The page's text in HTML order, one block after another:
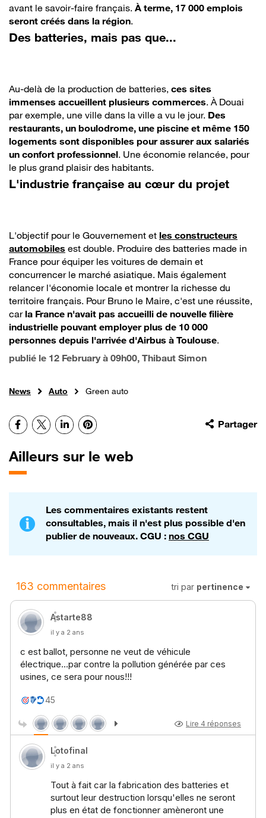
avant le savoir-faire français. À terme, 17 000 emplois
seront créés dans la région.
Des batteries, mais pas que...
Au-delà de la production de batteries, ces sites
immenses accueillent plusieurs commerces. À Douai
par exemple, une ville dans la ville a vu le jour. Des
restaurants, un boulodrome, une piscine et même 150
logements sont disponibles pour assurer aux salariés
un confort professionnel. Une économie relancée, pour
le plus grand plaisir des habitants.
L'industrie française au cœur du projet
L'objectif pour le Gouvernement et les constructeurs
automobiles est double. Produire des batteries made in
France pour équiper les voitures de demain et
concurrencer le marché asiatique. Mais également
relancer l'économie locale et montrer la richesse du
territoire français. Pour Bruno le Maire, c'est une réussite,
car la France n'avait pas accueilli de nouvelle filière
industrielle pouvant employer plus de 10 000
personnes depuis l'arrivée d'Airbus à Toulouse.
publié le 12 February à 09h00, Thibaut Simon
News Auto Green auto
Partager
Facebook
X LinkedInPinterest
Ailleurs sur le web
Les commentaires existants restent
consultables, mais il n'est plus possible d'en
publier de nouveaux. CGU : nos CGU